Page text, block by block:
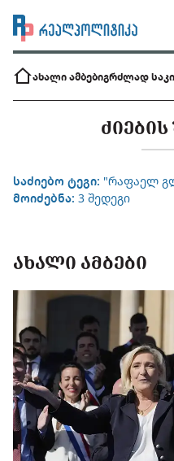
ახალი ამბებიგრძლად
საძიებო ტეგი: "რაფაელ
მოიძებნა: 3 შედეგი
ᲐᲮᲐᲚᲘ ᲐᲛᲑᲔᲑᲘ